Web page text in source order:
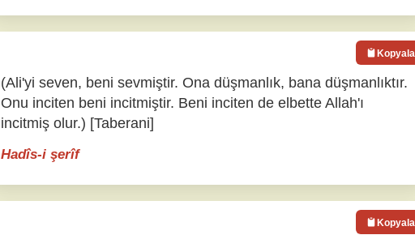
(Ali'yi seven, beni sevmiştir. Ona düşmanlık, bana düşmanlıktır.
Onu inciten beni incitmiştir. Beni inciten de elbette Allah'ı
incitmiş olur.) [Taberani]
Hadîs-i şerîf
Kopyala
Kopyala